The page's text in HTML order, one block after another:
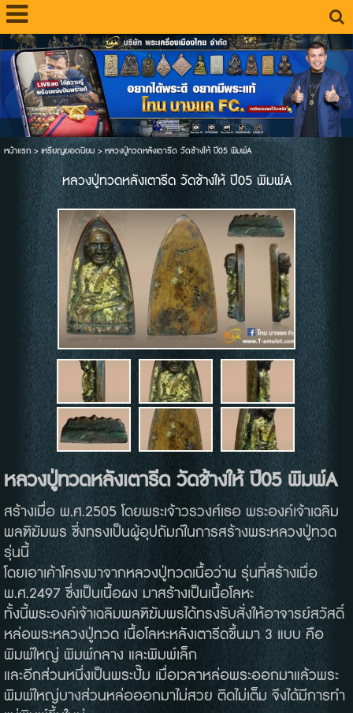
หน้าแรก> เหรียญยอดนิยม>หลวงปู่ทวดหลังเตารีด วัดช้างให้ ปี05 พิมพ์A
หลวงปู่ทวดหลังเตารีด วัดช้างให้ ปี05 พิมพ์A
หลวงปู่ทวดหลังเตารีด วัดช้างให้ ปี05 พิมพ์A
สร้างเมื่อ พ.ศ.2505 โดยพระเจ้าวรวงศ์เธอ พระองค์เจ้าเฉลิม
พลฑิฆัมพร ซึ่งทรงเป็นผู้อุปถัมภ์ในการสร้างพระหลวงปู่ทวด
รุ่นนี้
โดยเอาเค้าโครงมาจากหลวงปู่ทวดเนื้อว่าน รุ่นที่สร้างเมื่อ
พ.ศ.2497 ซึ่งเป็นเนื้อผง มาสร้างเป็นเนื้อโลหะ
ทั้งนี้พระองค์เจ้าเฉลิมพลฑิฆัมพรได้ทรงรับสั่งให้อาจารย์สวัสดิ์
หล่อพระหลวงปู่ทวด เนื้อโลหะหลังเตารีดขึ้นมา 3 แบบ คือ
พิมพ์ใหญ่ พิมพ์กลาง และพิมพ์เล็ก
และอีกส่วนหนึ่งเป็นพระปั๊ม เมื่อเวลาหล่อพระออกมาแล้วพระ
พิมพ์ใหญ่บางส่วนหล่อออกมาไม่สวย ติดไม่เต็ม จึงได้มีการทำ